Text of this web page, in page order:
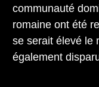
communauté
romaine ont été
se serait élevé le
également